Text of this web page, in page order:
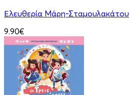
Ελευθερία Μάρη-Σταμουλακάτου
9.90€